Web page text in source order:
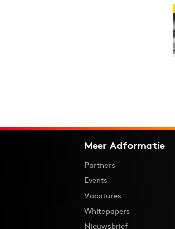
Meer Adformatie
Partners
Events
Vacatures
Whitepapers
Nieuwsbrief